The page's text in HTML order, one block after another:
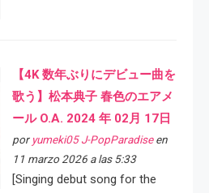
【4K 数年ぶりにデビュー曲を
歌う】松本典子 春色のエアメ
ール O.A. 2024 年 02月 17日
por yumeki05 J-PopParadiseen
11 marzo 2026 a las 5:33
[Singing debut song for the